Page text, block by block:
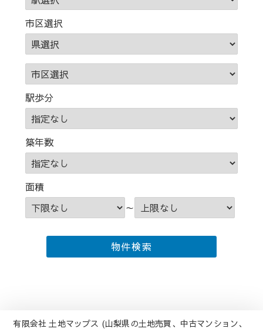
市区選択
駅歩分
築年数
面積
～
有限会社 土地マップス (山梨県の土地売買、中古マンション、